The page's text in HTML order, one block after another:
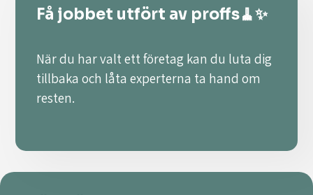
Få jobbet utfört av proffs🧹✨
När du har valt ett företag kan du luta dig
tillbaka och låta experterna ta hand om
resten.